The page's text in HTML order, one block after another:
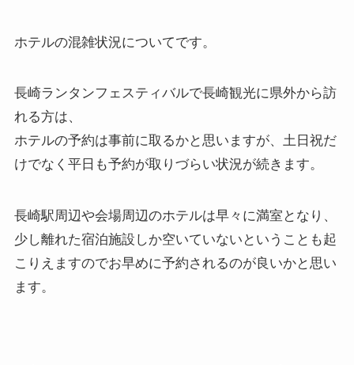
ホテルの混雑状況についてです。
長崎ランタンフェスティバルで長崎観光に県外から訪
れる方は、
ホテルの予約は事前に取るかと思いますが、土日祝だ
けでなく平日も予約が取りづらい状況が続きます。
長崎駅周辺や会場周辺のホテルは早々に満室となり、
少し離れた宿泊施設しか空いていないということも起
こりえますのでお早めに予約されるのが良いかと思い
ます。